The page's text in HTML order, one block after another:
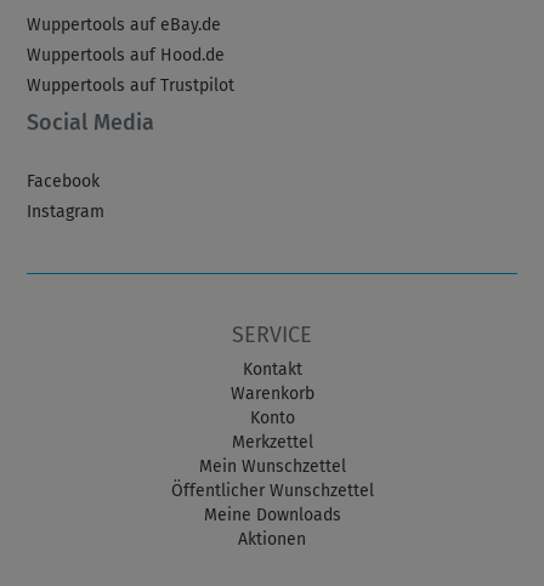
Wuppertools auf eBay.de
Wuppertools auf Hood.de
Wuppertools auf Trustpilot
Social Media
Facebook
Instagram
SERVICE
Kontakt
Warenkorb
Konto
Merkzettel
Mein Wunschzettel
Öffentlicher Wunschzettel
Meine Downloads
Aktionen